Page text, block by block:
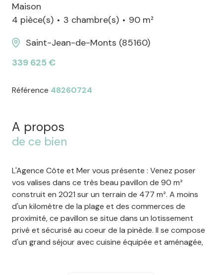
Maison
4 pièce(s)
3 chambre(s)
90 m²
Saint-Jean-de-Monts (85160)
339 625 €
Référence 48260724
A propos
de ce bien
L'Agence Côte et Mer vous présente : Venez poser
vos valises dans ce très beau pavillon de 90 m²
construit en 2021 sur un terrain de 477 m². A moins
d'un kilomètre de la plage et des commerces de
proximité, ce pavillon se situe dans un lotissement
privé et sécurisé au coeur de la pinède. Il se compose
d'un grand séjour avec cuisine équipée et aménagée,